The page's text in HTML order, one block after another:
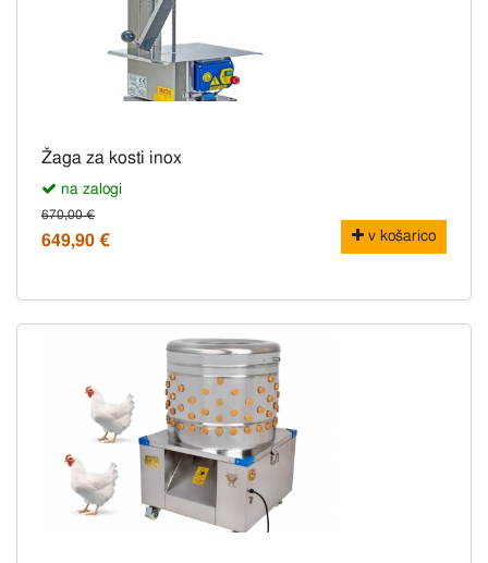
Žaga za kosti inox
na zalogi
670,00 €
649,90 € v košarico